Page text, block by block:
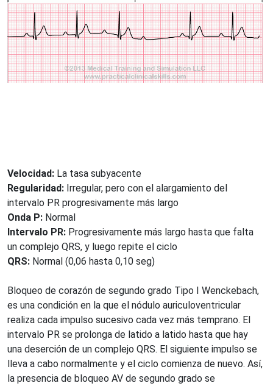
Velocidad: La tasa subyacente
Regularidad: Irregular, pero con el alargamiento del
intervalo PR progresivamente más largo
Onda P: Normal
Intervalo PR: Progresivamente más largo hasta que falta
un complejo QRS, y luego repite el ciclo
QRS: Normal (0,06 hasta 0,10 seg)
Bloqueo de corazón de segundo grado Tipo I Wenckebach,
es una condición en la que el nódulo auriculoventricular
realiza cada impulso sucesivo cada vez más temprano. El
intervalo PR se prolonga de latido a latido hasta que hay
una deserción de un complejo QRS. El siguiente impulso se
lleva a cabo normalmente y el ciclo comienza de nuevo. Así,
la presencia de bloqueo AV de segundo grado se